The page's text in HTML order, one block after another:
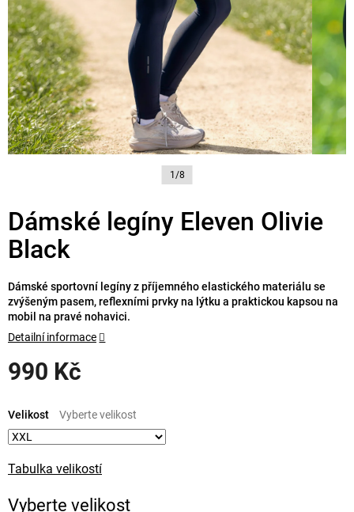
1/8
Dámské legíny Eleven Olivie
Black
990 Kč
cena:
Tabulka velikostí
Velikost
Dámské sportovní legíny z příjemného elastického materiálu se
zvýšeným pasem, reflexními prvky na lýtku a praktickou kapsou na
mobil na pravé nohavici.
Detailní informace